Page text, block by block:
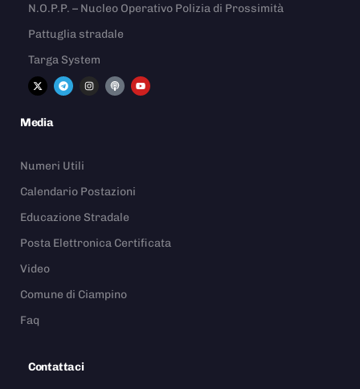
N.O.P.P. – Nucleo Operativo Polizia di Prossimità
Pattuglia stradale
Targa System
Media
Numeri Utili
Calendario Postazioni
Educazione Stradale
Posta Elettronica Certificata
Video
Comune di Ciampino
Faq
Contattaci